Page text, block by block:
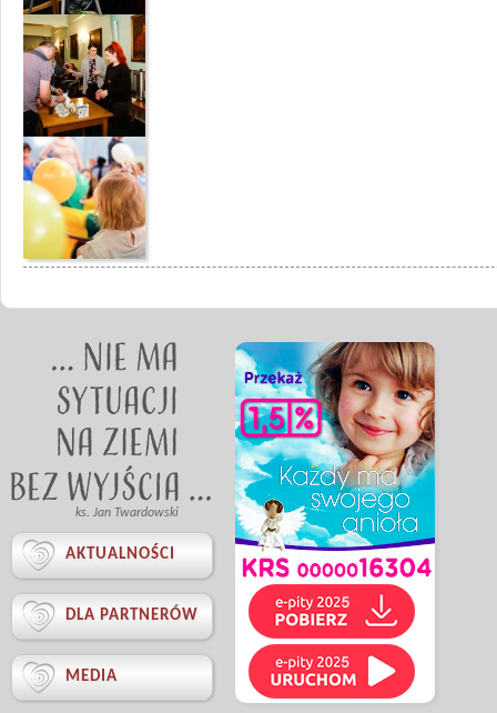
ks. Jan Twardowski
 AKTUALNOŚCI
 DLA PARTNERÓW
 MEDIA